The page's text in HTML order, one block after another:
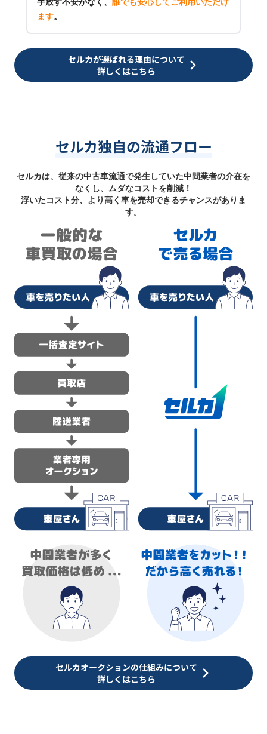
手放す不安がなく、 誰でも安心してご利用いただけ
ます。
セルカが選ばれる理由について
詳しくはこちら
セルカ独自の流通フロー
セルカは、従来の中古車流通で発生していた中間業者の介在を
なくし、ムダなコストを削減！
浮いたコスト分、より高く車を売却できるチャンスがありま
す。
セルカオークションの仕組みについて
詳しくはこちら